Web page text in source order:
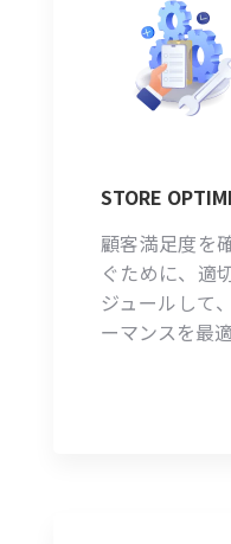
STORE
顧客満足度を
ぐために、適
ジュールして
ーマンスを最